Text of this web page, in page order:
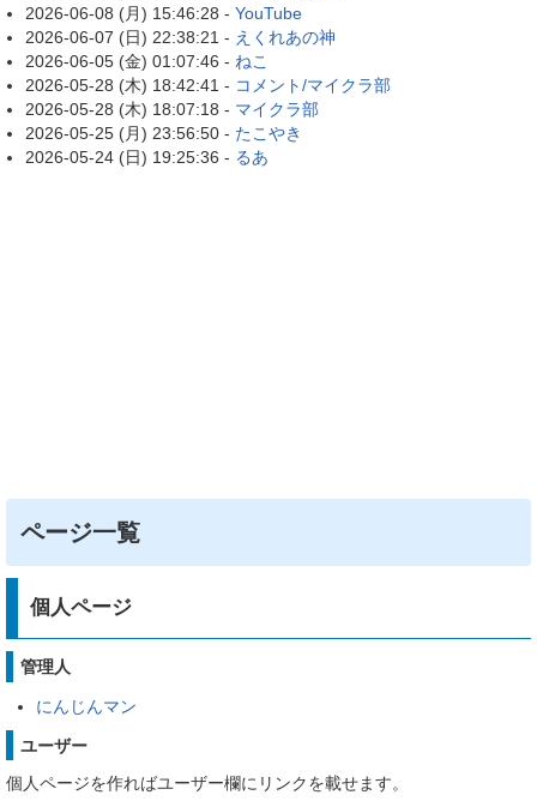
2026-06-08 (月) 15:46:28 - YouTube
2026-06-07 (日) 22:38:21 - えくれあの神
2026-06-05 (金) 01:07:46 - ねこ
2026-05-28 (木) 18:42:41 - コメント/マイクラ部
2026-05-28 (木) 18:07:18 - マイクラ部
2026-05-25 (月) 23:56:50 - たこやき
2026-05-24 (日) 19:25:36 - るあ
ページ一覧
個人ページ
管理人
にんじんマン
ユーザー
個人ページを作ればユーザー欄にリンクを載せます。